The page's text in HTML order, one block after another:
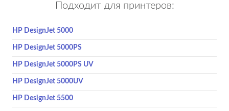
Подходит для принтеров:
HP DesignJet 5000
HP DesignJet 5000PS
HP DesignJet 5000PS UV
HP DesignJet 5000UV
HP DesignJet 5500